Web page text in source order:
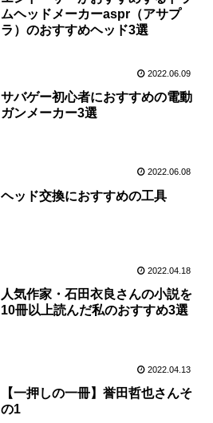
ムヘッドメーカーaspr（アサプ
ラ）のおすすめヘッド3選
2022.06.09
サバゲー初心者におすすめの電動
ガンメーカー3選
2022.06.08
ヘッド交換におすすめの工具
2022.04.18
人気作家・石田衣良さんの小説を
10冊以上読んだ私のおすすめ3選
2022.04.13
【一押しの一冊】誉田哲也さんそ
の1